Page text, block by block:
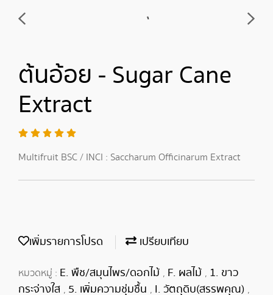
ต้นอ้อย - Sugar Cane
Extract
Multifruit BSC / INCI : Saccharum Officinarum Extract
เพิ่มรายการโปรด เปรียบเทียบ
หมวดหมู่ : E. พืช/สมุนไพร/ดอกไม้ , F. ผลไม้ , 1. ขาว
กระจ่างใส , 5. เพิ่มความชุ่มชื้น , I. วัตถุดิบ(สรรพคุณ) ,